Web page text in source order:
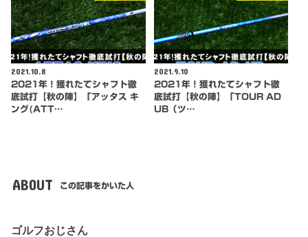
2021.10.8
2021年！獲れたてシャフト徹
底試打【秋の陣】「アッタス キ
ング(ATT…
2021.9.10
2021年！獲れたてシャフト徹
底試打【秋の陣】「TOUR AD
UB（ツ…
ABOUT この記事をかいた人
ゴルフおじさん